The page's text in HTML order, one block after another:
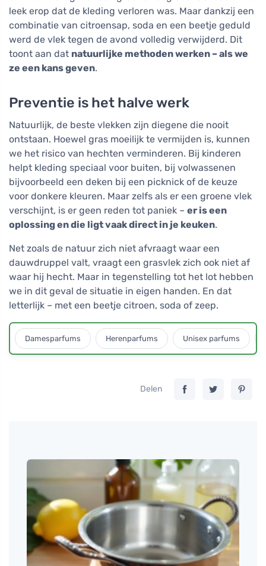
leek erop dat de kleding verloren was. Maar dankzij een
combinatie van citroensap, soda en een beetje geduld
werd de vlek tegen de avond volledig verwijderd. Dit
toont aan dat natuurlijke methoden werken – als we
ze een kans geven.
Preventie is het halve werk
Natuurlijk, de beste vlekken zijn diegene die nooit
ontstaan. Hoewel gras moeilijk te vermijden is, kunnen
we het risico van hechten verminderen. Bij kinderen
helpt kleding speciaal voor buiten, bij volwassenen
bijvoorbeeld een deken bij een picknick of de keuze
voor donkere kleuren. Maar zelfs als er een groene vlek
verschijnt, is er geen reden tot paniek – er is een
oplossing en die ligt vaak direct in je keuken.
Net zoals de natuur zich niet afvraagt waar een
dauwdruppel valt, vraagt een grasvlek zich ook niet af
waar hij hecht. Maar in tegenstelling tot het lot hebben
we in dit geval de situatie in eigen handen. En dat
letterlijk – met een beetje citroen, soda of zeep.
Damesparfums Herenparfums Unisex parfums
Delen